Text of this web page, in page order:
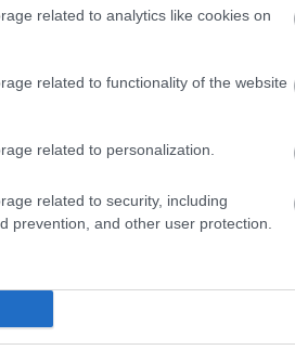
related to analytics like cookies on
related to functionality of the website
related to personalization.
related to security, including
prevention, and other user protection.